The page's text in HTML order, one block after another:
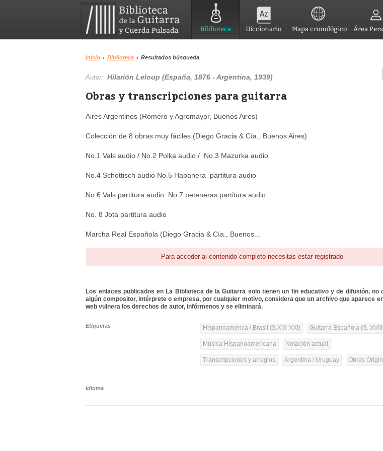
Biblioteca Diccionario Mapa cronológico Área
Inicio › Biblioteca › Resultados búsqueda
Autor:Hilarión Leloup (España, 1876 - Argentina, 1939)
Obras y transcripciones para guitarra
Aires Argentinos (Romero y Agromayor, Buenos Aires)
Colección de 8 obras muy fáciles (Diego Gracia & Cía., Buenos Aires)
No.1 Vals audio / No.2 Polka audio / No.3 Mazurka audio
No.4 Schottisch audio No.5 Habanera partitura audio
No.6 Vals partitura audio No.7 peteneras partitura audio
No. 8 Jota partitura audio
Marcha Real Española (Diego Gracia & Cía., Buenos...
Para acceder al contenido completo necesitas estar registrado
Los enlaces publicados en La Biblioteca de la Guitarra solo tienen un fin educativo y de difusión, no
algún compositor, intérprete o empresa, por cualquier motivo, considera que un archivo que aparece
web vulnera los derechos de autor, infórmenos y se eliminará.
Etiquetas Hispanoamérica / Brasil (S.XIX-XXI) Guitarra Española (S.
Música Hispanoamericana Notación actual
Transcripciones y arreglos Argentina / Uruguay Obras
Idioma